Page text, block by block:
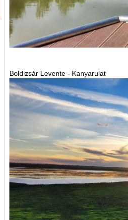
Boldizsár Levente - Kanyarulat